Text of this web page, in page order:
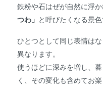
鉄粉や石はぜが自然に浮
つわ」 と呼びたくなる景色
ひとつとして同じ表情は
異なります。
使うほどに深みを増し、
く、その変化も含めてお楽